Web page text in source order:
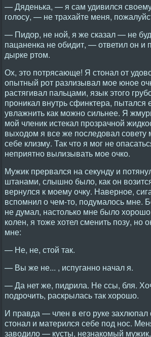
— Дяденька, — я сам удивился
голосу, — не трахайте меня,
— Пидор, не ной, я же сказал — не
пацаненка не обидит, — ответил он и
дырке ртом.
Ох, это потрясающе! Я стонал от
опытный рот разлизывал мое юное
растягивал пальцами, язык этого
проникал внутрь сфинктера, пытался
увлажнить как можно сильнее. Я
мой членик истекал прозрачной
выходом я все же последовал совету
себе клизму. Так что я мог не
неприятно вылизывать мое очко.
Мужик прервался на секунду и
штанами, слышно было, как он
вернулся к моему очку. Наверное,
вспомнил о чем-то, подумалось мне.
не думал, настолько мне было
колен, я тоже хотел сменить позу, но
мне:
— Не, не, стой так.
— Вы же не... , испуганно начал я.
— Да нет же, пидрила. Не ссы, бля.
подрочить, раскрылась так хорошо.
И правда — член в его руке захлюпал
стонал и матерился себе под нос.
заводило — кусты, незнакомый